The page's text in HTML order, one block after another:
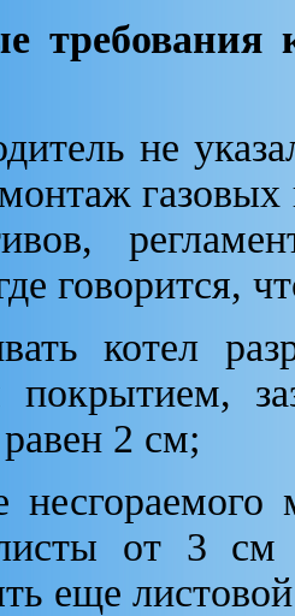
требования
не
говорится,
котел
покрытием,
2 см;
несгораемого
от 3 см
еще